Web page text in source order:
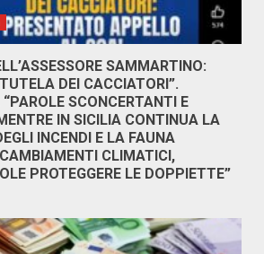
SAMMARTINO:
DEI CACCIATORI”.
“PAROLE SCONCERTANTI E
IN SICILIA CONTINUA LA
INCENDI E LA FAUNA
CLIMATICI,
PROTEGGERE LE DOPPIETTE”